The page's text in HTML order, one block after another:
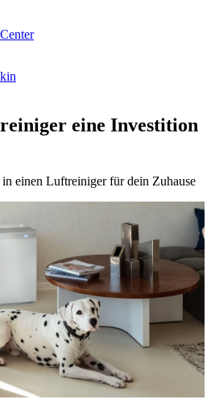
eine Investition
einen Luftreiniger für dein Zuhause